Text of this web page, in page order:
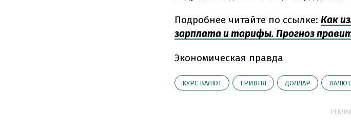
Подробнее читайте по ссылке: Как
зарплата и тарифы. Прогноз
Экономическая правда
КУРС ВАЛЮТ ГРИВНЯ ДОЛЛАР